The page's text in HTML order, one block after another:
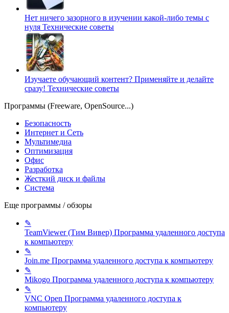
Нет ничего зазорного в изучении какой-либо темы с
нуля Технические советы
Изучаете обучающий контент? Применяйте и делайте
сразу! Технические советы
Программы (Freeware, OpenSource...)
Безопасность
Интернет и Сеть
Мультимедиа
Оптимизация
Офис
Разработка
Жесткий диск и файлы
Система
Еще программы / обзоры
✎
TeamViewer (Тим Вивер) Программа удаленного доступа
к компьютеру
✎
Join.me Программа удаленного доступа к компьютеру
✎
Mikogo Программа удаленного доступа к компьютеру
✎
VNC Open Программа удаленного доступа к
компьютеру